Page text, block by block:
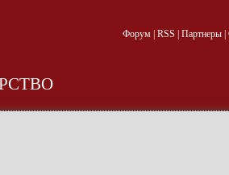
Форум| RSS Партнеры|